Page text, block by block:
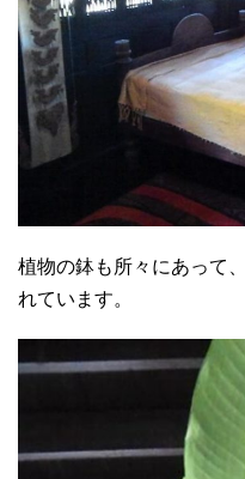
植物の鉢も所々にあって
れています。